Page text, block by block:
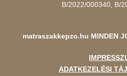
B/2022/000340, B/
matraszakkepzo.hu MINDEN
ADATKEZELÉSI